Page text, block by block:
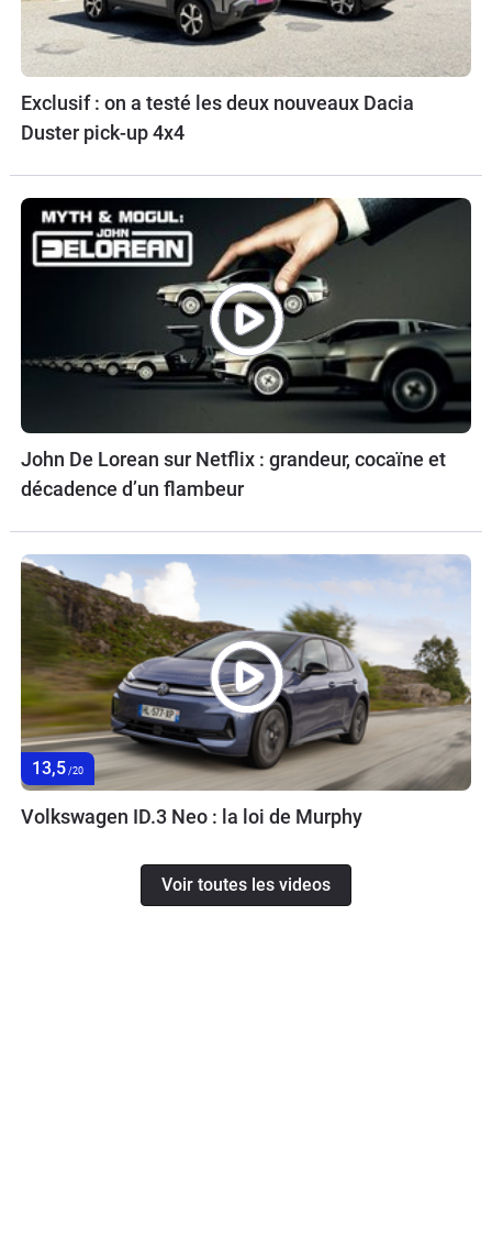
Exclusif : on a testé les deux nouveaux Dacia
Duster pick-up 4x4
John De Lorean sur Netflix : grandeur, cocaïne et
décadence d’un flambeur
13,5 /20
Volkswagen ID.3 Neo : la loi de Murphy
Voir toutes les videos